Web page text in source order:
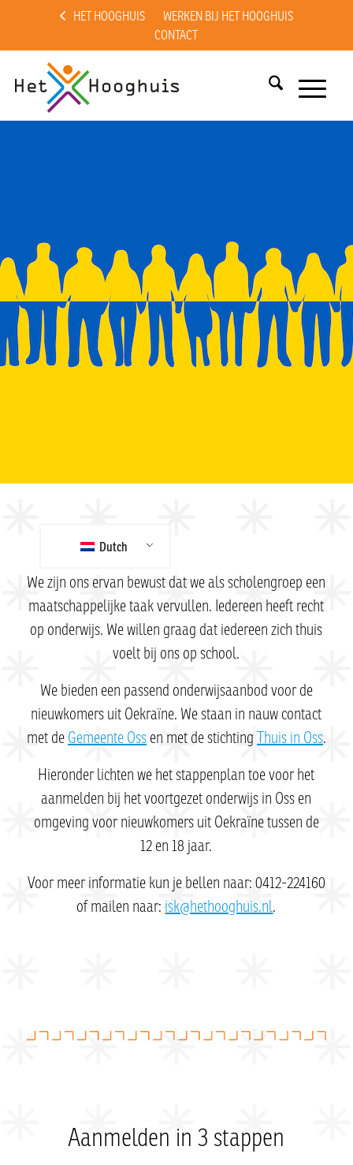
HET HOOGHUIS
WERKEN BIJ HET HOOGHUIS
CONTACT
Dutch
We zijn ons ervan bewust dat we als scholengroep een
maatschappelijke taak vervullen. Iedereen heeft recht
op onderwijs. We willen graag dat iedereen zich thuis
voelt bij ons op school.
We bieden een passend onderwijsaanbod voor de
nieuwkomers uit Oekraïne. We staan in nauw contact
met deGemeente Ossen met de stichtingThuis in Oss.
Hieronder lichten we het stappenplan toe voor het
aanmelden bij het voortgezet onderwijs in Oss en
omgeving voor nieuwkomers uit Oekraïne tussen de
12 en 18 jaar.
Voor meer informatie kun je bellen naar: 0412-224160
of mailen naar: isk@hethooghuis.nl.
Aanmelden in 3 stappen